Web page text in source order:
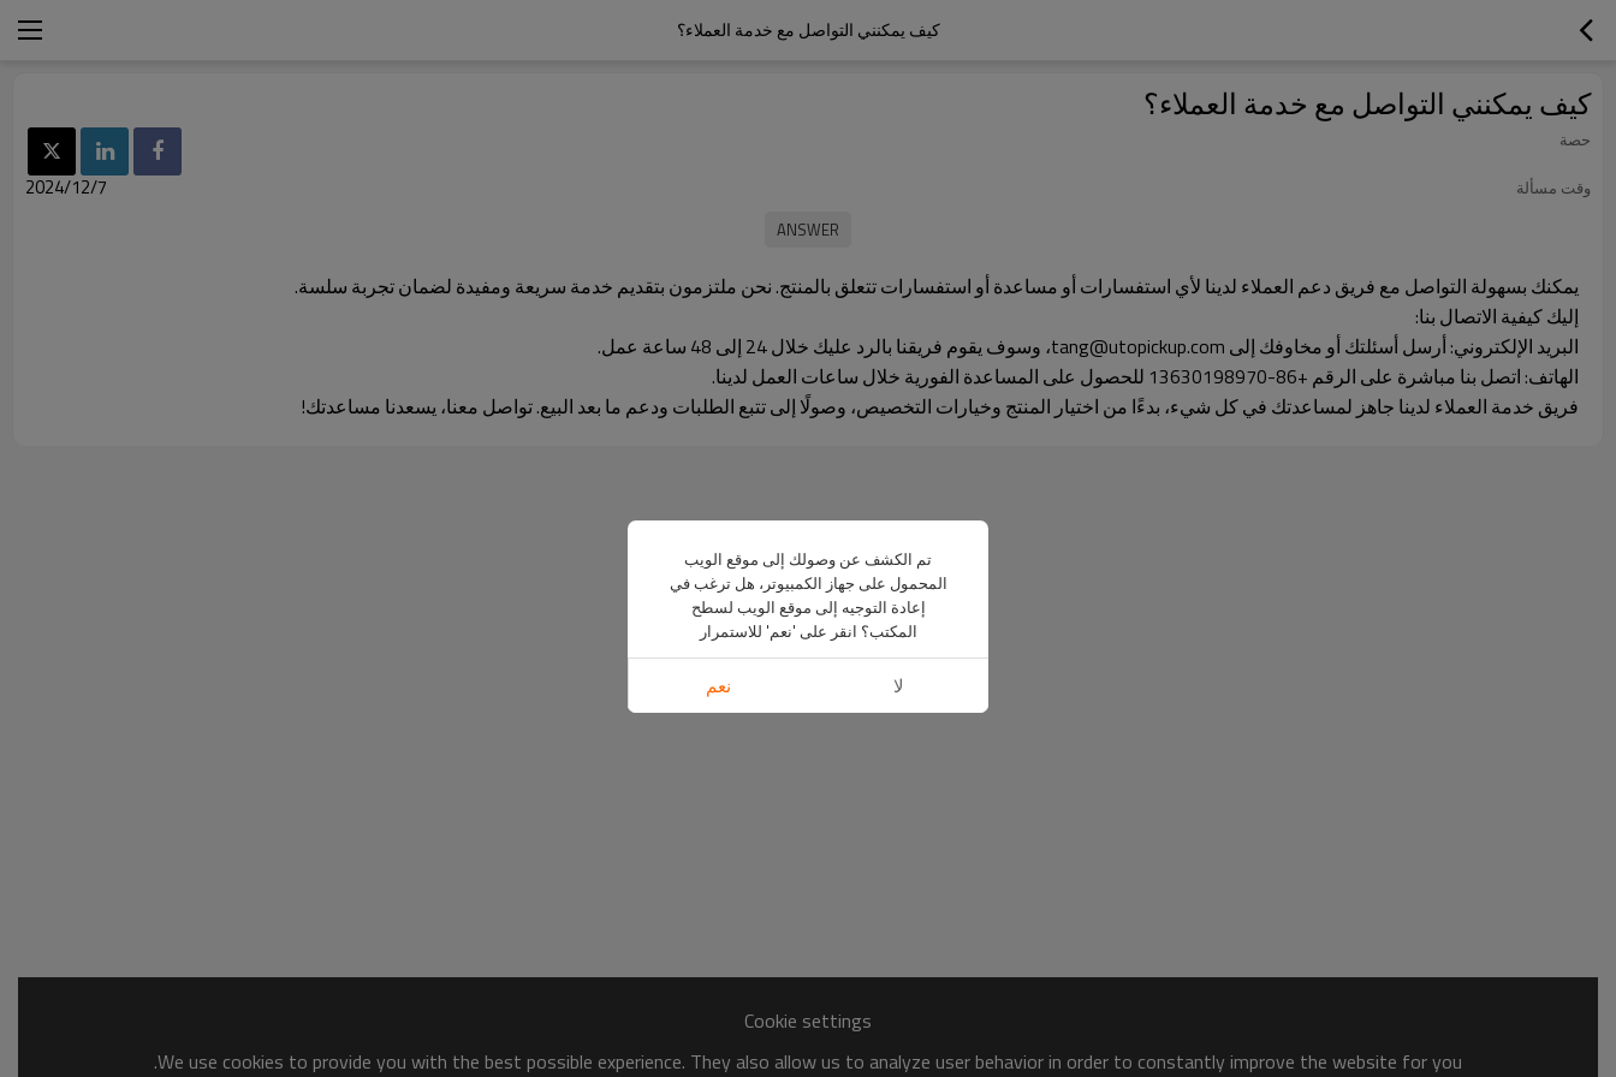
كيف يمكنني التواصل مع خدمة العملاء؟
كيف يمكنني التواصل مع خدمة العملاء؟
حصة
وقت مسألة
2024/12/7
يمكنك بسهولة التواصل مع فريق دعم العملاء لدينا لأي استفسارات أو مساعدة أو استفسارات تتعلق بالمنتج. نحن ملتزمون بتقديم خدمة سريعة ومفيدة لضمان تجربة سلسة.
إليك كيفية الاتصال بنا:
البريد الإلكتروني: أرسل أسئلتك أو مخاوفك إلى tang@utopickup.com، وسوف يقوم فريقنا بالرد عليك خلال 24 إلى 48 ساعة عمل.
الهاتف: اتصل بنا مباشرة على الرقم +86-13630198970 للحصول على المساعدة الفورية خلال ساعات العمل لدينا.
فريق خدمة العملاء لدينا جاهز لمساعدتك في كل شيء، بدءًا من اختيار المنتج وخيارات التخصيص، وصولًا إلى تتبع الطلبات ودعم ما بعد البيع. تواصل معنا، يسعدنا مساعدتك!
Cookie settings
We use cookies to provide you with the best possible experience. They also allow us to analyze user behavior in order to constantly improve the website for you.
تم الكشف عن وصولك إلى موقع الويب
المحمول على جهاز الكمبيوتر، هل ترغب في
إعادة التوجيه إلى موقع الويب لسطح
المكتب؟ انقر على 'نعم' للاستمرار
لا نعم